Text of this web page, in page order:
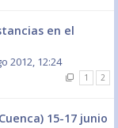
en el
2012, 12:24
1 2
15-17 junio